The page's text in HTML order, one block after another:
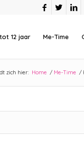
12 jaar Me-Time
zich hier: Home / Me-Time /